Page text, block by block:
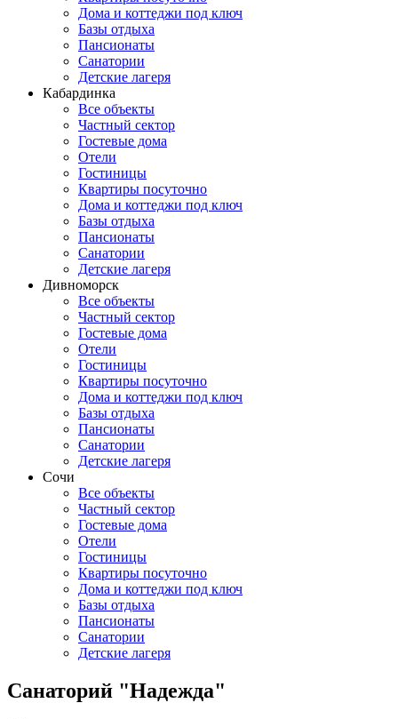
Дома и коттеджи под ключ
Базы отдыха
Пансионаты
Санатории
Детские лагеря
Кабардинка
Все объекты
Частный сектор
Гостевые дома
Отели
Гостиницы
Квартиры посуточно
Дома и коттеджи под ключ
Базы отдыха
Пансионаты
Санатории
Детские лагеря
Дивноморск
Все объекты
Частный сектор
Гостевые дома
Отели
Гостиницы
Квартиры посуточно
Дома и коттеджи под ключ
Базы отдыха
Пансионаты
Санатории
Детские лагеря
Сочи
Все объекты
Частный сектор
Гостевые дома
Отели
Гостиницы
Квартиры посуточно
Дома и коттеджи под ключ
Базы отдыха
Пансионаты
Санатории
Детские лагеря
Санаторий "Надежда"